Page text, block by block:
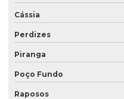
Cássia
Perdizes
Piranga
Poço Fundo
Raposos